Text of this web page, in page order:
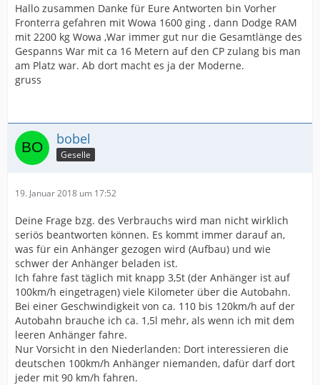
Hallo zusammen Danke für Eure Antworten bin Vorher
Fronterra gefahren mit Wowa 1600 ging , dann Dodge RAM
mit 2200 kg Wowa ,War immer gut nur die Gesamtlänge des
Gespanns War mit ca 16 Metern auf den CP zulang bis man
am Platz war. Ab dort macht es ja der Moderne.
gruss
bobel
Geselle
19. Januar 2018 um 17:52
Deine Frage bzg. des Verbrauchs wird man nicht wirklich
seriös beantworten können. Es kommt immer darauf an,
was für ein Anhänger gezogen wird (Aufbau) und wie
schwer der Anhänger beladen ist.
Ich fahre fast täglich mit knapp 3,5t (der Anhänger ist auf
100km/h eingetragen) viele Kilometer über die Autobahn.
Bei einer Geschwindigkeit von ca. 110 bis 120km/h auf der
Autobahn brauche ich ca. 1,5l mehr, als wenn ich mit dem
leeren Anhänger fahre.
Nur Vorsicht in den Niederlanden: Dort interessieren die
deutschen 100km/h Anhänger niemanden, dafür darf dort
jeder mit 90 km/h fahren.